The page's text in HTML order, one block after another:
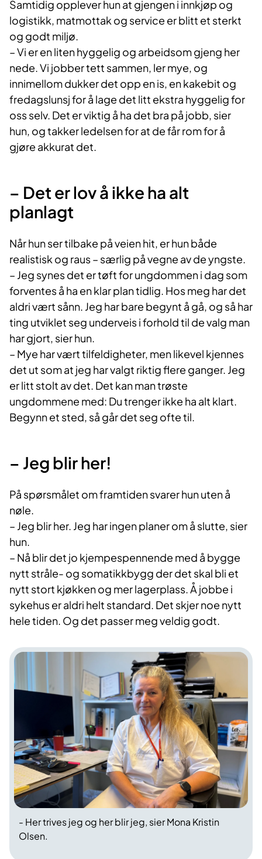
Samtidig opplever hun at gjengen i innkjøp og
logistikk, matmottak og service er blitt et sterkt
og godt miljø.
– Vi er en liten hyggelig og arbeidsom gjeng her
nede. Vi jobber tett sammen, ler mye, og
innimellom dukker det opp en is, en kakebit og
fredagslunsj for å lage det litt ekstra hyggelig for
oss selv. Det er viktig å ha det bra på jobb, sier
hun, og takker ledelsen for at de får rom for å
gjøre akkurat det.
– Det er lov å ikke ha alt
planlagt
Når hun ser tilbake på veien hit, er hun både
realistisk og raus – særlig på vegne av de yngste.
– Jeg synes det er tøft for ungdommen i dag som
forventes å ha en klar plan tidlig. Hos meg har det
aldri vært sånn. Jeg har bare begynt å gå, og så har
ting utviklet seg underveis i forhold til de valg man
har gjort, sier hun.
– Mye har vært tilfeldigheter, men likevel kjennes
det ut som at jeg har valgt riktig flere ganger. Jeg
er litt stolt av det. Det kan man trøste
ungdommene med: Du trenger ikke ha alt klart.
Begynn et sted, så går det seg ofte til.
– Jeg blir her!
På spørsmålet om framtiden svarer hun uten å
nøle.
– Jeg blir her. Jeg har ingen planer om å slutte, sier
hun.
– Nå blir det jo kjempespennende med å bygge
nytt stråle- og somatikkbygg der det skal bli et
nytt stort kjøkken og mer lagerplass. Å jobbe i
sykehus er aldri helt standard. Det skjer noe nytt
hele tiden. Og det passer meg veldig godt.
- Her trives jeg og her blir jeg, sier Mona Kristin
Olsen.